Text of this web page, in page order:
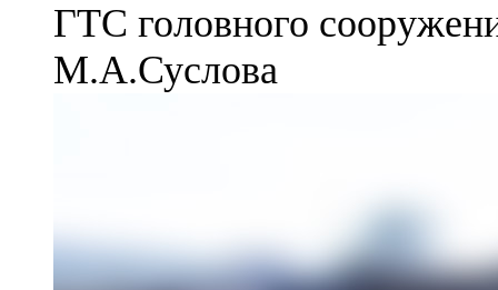
ГТС головного
М.А.Суслова